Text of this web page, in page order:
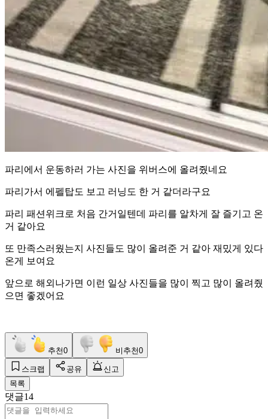
파리에서 운동하러 가는 사진을 위버스에 올려줬네요
파리가서 에펠탑도 보고 러닝도 한 거 같더라구요
파리 패션위크로 처음 간거일텐데 파리를 알차게 잘 즐기고 온
거 같아요
또 만족스러웠는지 사진들도 많이 올려준 거 같아 재밌게 있다
온게 보여요
앞으로 해외나가면 이런 일상 사진들을 많이 찍고 많이 올려줬
으면 좋겠어요
추천0 비추천0
스크랩 공유
신고
목록
댓글14